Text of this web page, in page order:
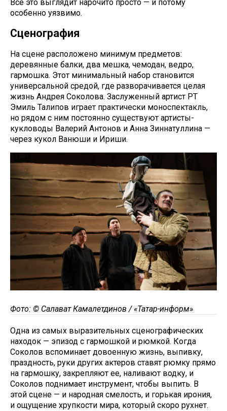
Все это выглядит нарочито просто — и потому
особенно уязвимо.
Сценография
На сцене расположено минимум предметов:
деревянные балки, два мешка, чемодан, ведро,
гармошка. Этот минимальный набор становится
универсальной средой, где разворачивается целая
жизнь Андрея Соколова. Заслуженный артист РТ
Эмиль Талипов играет практически моноспектакль,
но рядом с ним постоянно существуют артисты-
кукловоды Валерий Антонов и Анна Зиннатуллина —
через кукол Ванюши и Ириши.
Фото: © Салават Камалетдинов / «Татар-информ»
Одна из самых выразительных сценографических
находок — эпизод с гармошкой и рюмкой. Когда
Соколов вспоминает довоенную жизнь, выпивку,
праздность, руки других актеров ставят рюмку прямо
на гармошку, закрепляют ее, наливают водку, и
Соколов поднимает инструмент, чтобы выпить. В
этой сцене — и народная смелость, и горькая ирония,
и ощущение хрупкости мира, который скоро рухнет.